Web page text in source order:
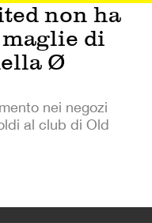
non ha
di
Ø
nei negozi
al club di Old